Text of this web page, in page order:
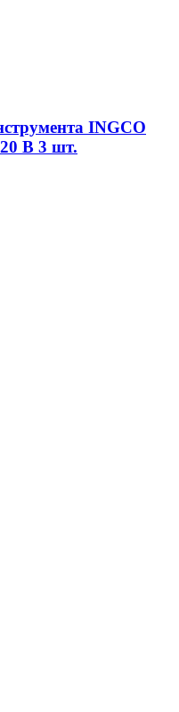
INGCO
В 3 шт.